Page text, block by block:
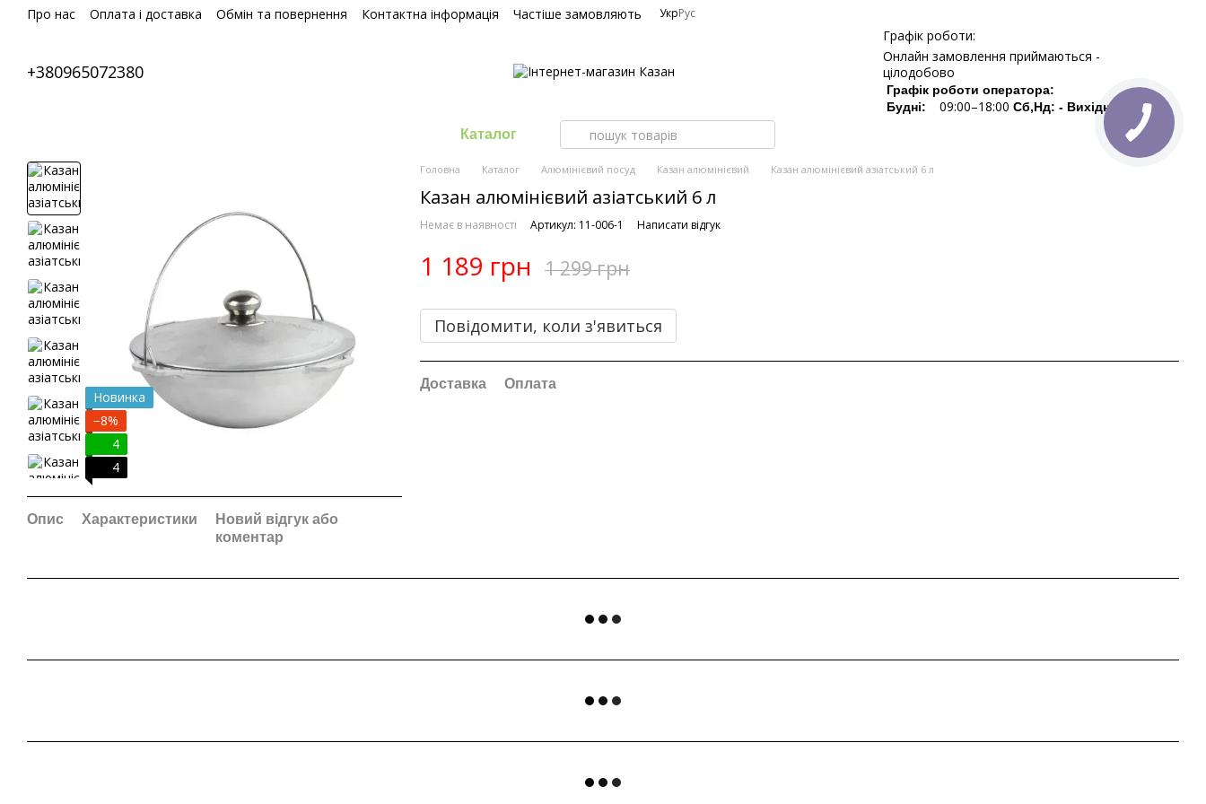
Перейти до основного контенту
Про нас Оплата і доставка Обмін та повернення Контактна інформація Частіше замовляють УкрРус
+380965072380
Графік роботи:
Онлайн замовлення приймаються -
цілодобово
Графік роботи оператора:
Будні:
09:00–18:00Сб,Нд: - Вихідні
Каталог
Новинка
−8%
4
4
Опис Характеристики
Новий відгук або
коментар
Головна Каталог Алюмінієвий посуд Казан алюмінієвий Казан алюмінієвий азіатський 6 л
Казан алюмінієвий азіатський 6 л
Немає в наявності Артикул: 11-006-1 Написати відгук
1 189 грн 1 299 грн
Повідомити, коли з'явиться
Доставка Оплата